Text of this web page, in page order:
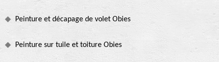
Peinture et décapage de volet Obies
Peinture sur tuile et toiture Obies